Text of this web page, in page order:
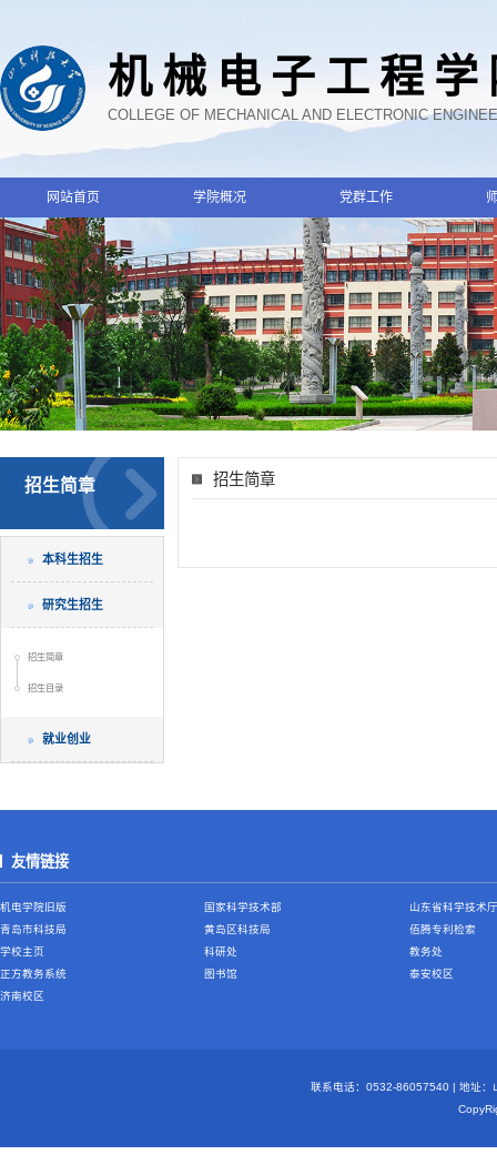
机械电子工程
COLLEGE OF MECHANICAL AND ELECTRONIC
网站首页 学院概况 党群工作
招生简章
本科生招生
研究生招生
招生简章
招生目录
就业创业
招生简章
友情链接
机电学院旧版 国家科学技术部
山东省科学技术厅
青岛市科技局
黄岛区科技局
佰腾专利检索
学校主页
科研处
教务处
正方教务系统
图书馆
泰安校区
济南校区
联系电话：0532-86057540 | 地址：